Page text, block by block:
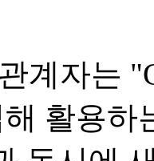
계자는
활용